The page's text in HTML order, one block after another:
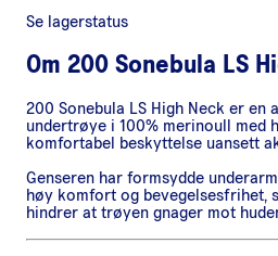
Se lagerstatus
Om 200 Sonebula LS
200 Sonebula LS High Neck er en
undertrøye i 100% merinoull med
komfortabel beskyttelse uansett
Genseren har formsydde
høy komfort og bevegelsesfrihet,
hindrer at trøyen gnager mot